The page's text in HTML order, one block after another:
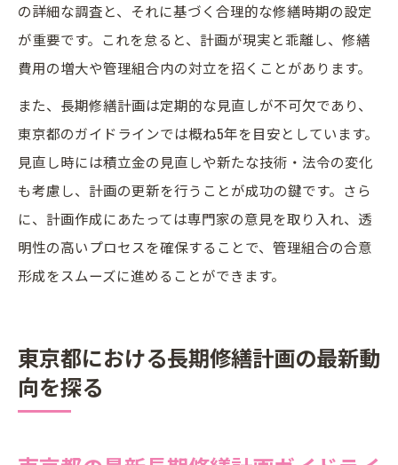
の詳細な調査と、それに基づく合理的な修繕時期の設定
が重要です。これを怠ると、計画が現実と乖離し、修繕
費用の増大や管理組合内の対立を招くことがあります。
また、長期修繕計画は定期的な見直しが不可欠であり、
東京都のガイドラインでは概ね5年を目安としています。
見直し時には積立金の見直しや新たな技術・法令の変化
も考慮し、計画の更新を行うことが成功の鍵です。さら
に、計画作成にあたっては専門家の意見を取り入れ、透
明性の高いプロセスを確保することで、管理組合の合意
形成をスムーズに進めることができます。
東京都における長期修繕計画の最新動
向を探る